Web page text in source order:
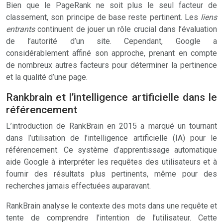
Bien que le PageRank ne soit plus le seul facteur de
classement, son principe de base reste pertinent. Les liens
entrantscontinuent de jouer un rôle crucial dans l’évaluation
de l’autorité d’un site. Cependant, Google a
considérablement affiné son approche, prenant en compte
de nombreux autres facteurs pour déterminer la pertinence
et la qualité d’une page.
Rankbrain et l’intelligence artificielle dans le
référencement
L’introduction de RankBrain en 2015 a marqué un tournant
dans l’utilisation de l’intelligence artificielle (IA) pour le
référencement. Ce système d’apprentissage automatique
aide Google à interpréter les requêtes des utilisateurs et à
fournir des résultats plus pertinents, même pour des
recherches jamais effectuées auparavant.
RankBrain analyse le contexte des mots dans une requête et
tente de comprendre l’intention de l’utilisateur. Cette